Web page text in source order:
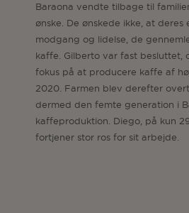
Baraona vendte tilbage til
ønske. De ønskede ikke, at
modgang og lidelse, de
kaffe. Gilberto var fast
fokus på at producere kaffe af
2020. Farmen blev derefter
dermed den femte generation i
kaffeproduktion. Diego, på kun
fortjener stor ros for sit arbejde.